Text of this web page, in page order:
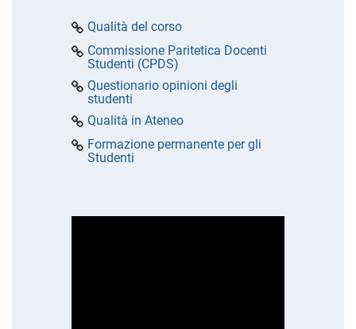
Qualità del corso
Commissione Paritetica Docenti
Studenti (CPDS)
Questionario opinioni degli
studenti
Qualità in Ateneo
Formazione permanente per gli
Studenti